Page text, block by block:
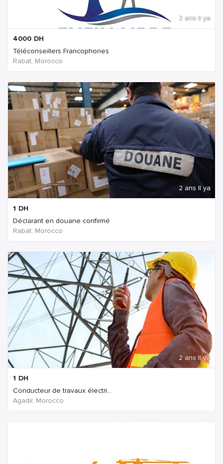
2 ans Il ya
4000 DH
Téléconseillers Francophones
Rabat, Morocco
2 ans Il ya
1 DH
Déclarant en douane confirmé
Rabat, Morocco
2 ans Il ya
1 DH
Conducteur de travaux électri...
Agadir, Morocco